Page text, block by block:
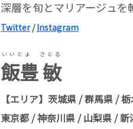
深層を旬とマリアージュ
Twitter/Instagram
飯豊 敏
いいとよ さとる
【エリア】茨城県 / 群馬県 /
東京都 / 神奈川県 / 山梨県 /